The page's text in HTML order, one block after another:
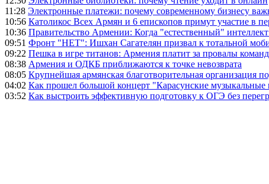
11:28 Электронные платежи: почему современному бизнесу
10:56 Католикос Всех Армян и 6 епископов примут участие в
10:36 Правительство Армении: Когда "естественный"
09:51 Фронт "НЕТ": Ишхан Сагателян призвал к тотальной
09:22 Пешка в игре титанов: Армения платит за провалы
08:38 Армения и ОДКБ приближаются к точке невозврата
08:05 Крупнейшая армянская благотворительная организация
04:02 Как прошел большой концерт "Карасунские музыкальные
03:52 Как выстроить эффективную подготовку к ОГЭ без